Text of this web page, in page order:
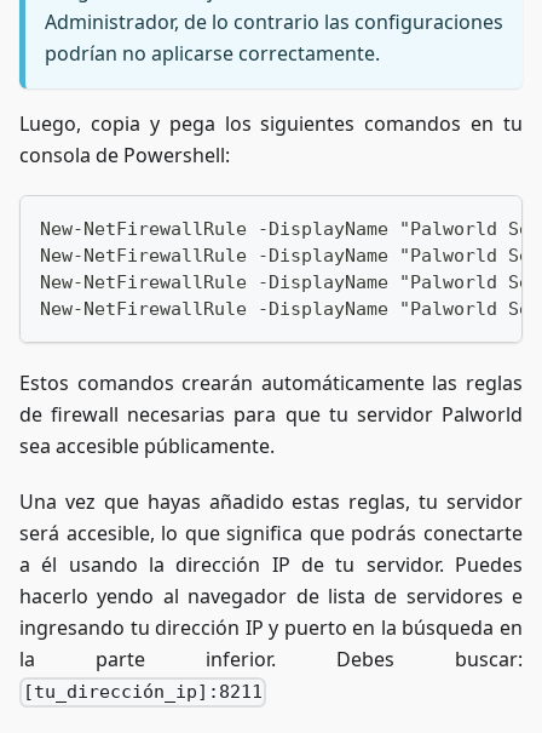
Administrador, de lo contrario las configuraciones
podrían no aplicarse correctamente.
Luego, copia y pega los siguientes comandos en tu
consola de Powershell:
New-NetFirewallRule -DisplayName "Palworld
New-NetFirewallRule -DisplayName "Palworld
New-NetFirewallRule -DisplayName "Palworld
New-NetFirewallRule -DisplayName "Palworld
Estos comandos crearán automáticamente las reglas
de firewall necesarias para que tu servidor Palworld
sea accesible públicamente.
Una vez que hayas añadido estas reglas, tu servidor
será accesible, lo que significa que podrás conectarte
a él usando la dirección IP de tu servidor. Puedes
hacerlo yendo al navegador de lista de servidores e
ingresando tu dirección IP y puerto en la búsqueda en
la parte inferior. Debes buscar:
[tu_dirección_ip]:8211